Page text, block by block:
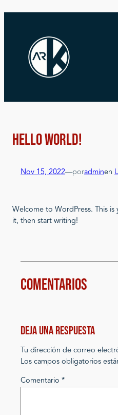
Hello world!
Nov 15, 2022—poradminen
Welcome to WordPress. This
it, then start writing!
Comentarios
Deja una respuesta
Tu dirección de correo
Los campos obligatorios
Comentario *